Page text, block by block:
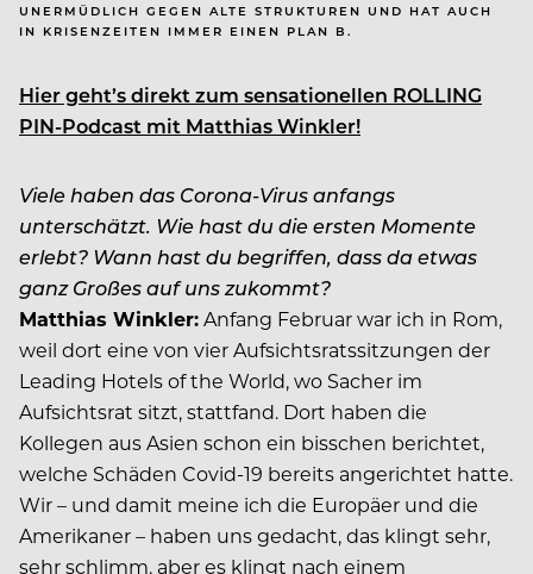
UNERMÜDLICH GEGEN ALTE STRUKTUREN UND HAT AUCH
IN KRISENZEITEN IMMER EINEN PLAN B.
Hier geht’s direkt zum sensationellen ROLLING
PIN-Podcast mit Matthias Winkler!
Viele haben das Corona-Virus anfangs
unterschätzt. Wie hast du die ersten Momente
erlebt? Wann hast du begriffen, dass da etwas
ganz Großes auf uns zukommt?
Matthias Winkler:Anfang Februar war ich in Rom,
weil dort eine von vier Aufsichtsratssitzungen der
Leading Hotels of the World, wo Sacher im
Aufsichtsrat sitzt, stattfand. Dort haben die
Kollegen aus Asien schon ein bisschen berichtet,
welche Schäden Covid-19 bereits angerichtet hatte.
Wir – und damit meine ich die Europäer und die
Amerikaner – haben uns gedacht, das klingt sehr,
sehr schlimm, aber es klingt nach einem